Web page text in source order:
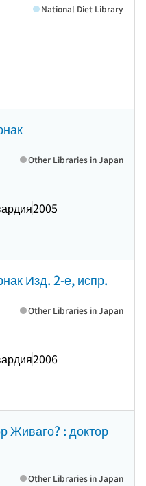
National Diet Library
2005
Other Libraries in Japan
Изд. 2-е, испр.
2006
Other Libraries in Japan
Живаго? : доктор
Other Libraries in Japan